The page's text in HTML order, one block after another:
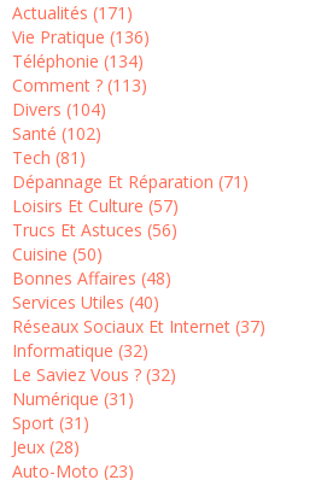
Actualités (171)
Vie Pratique (136)
Téléphonie (134)
Comment ? (113)
Divers (104)
Santé (102)
Tech (81)
Dépannage Et Réparation (71)
Loisirs Et Culture (57)
Trucs Et Astuces (56)
Cuisine (50)
Bonnes Affaires (48)
Services Utiles (40)
Réseaux Sociaux Et Internet (37)
Informatique (32)
Le Saviez Vous ? (32)
Numérique (31)
Sport (31)
Jeux (28)
Auto-Moto (23)